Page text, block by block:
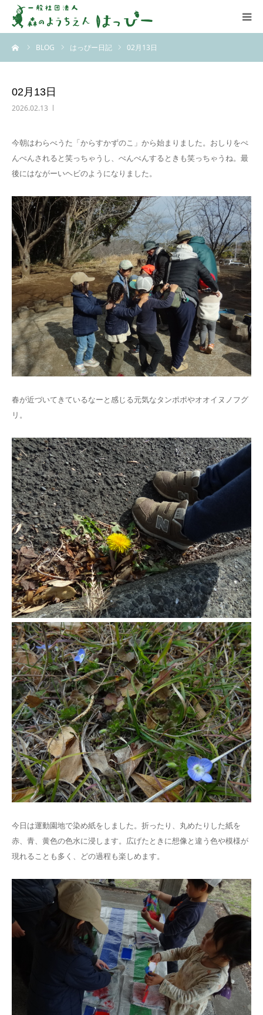
BLOG はっぴー日記 02月13日
02月13日
2026.02.13
今朝はわらべうた「からすかずのこ」から始まりました。おしりをぺ
んぺんされると笑っちゃうし、ぺんぺんするときも笑っちゃうね。最
後にはながーいヘビのようになりました。
春が近づいてきているなーと感じる元気なタンポポやオオイヌノフグ
リ。
今日は運動園地で染め紙をしました。折ったり、丸めたりした紙を
赤、青、黄色の色水に浸します。広げたときに想像と違う色や模様が
現れることも多く、どの過程も楽しめます。
はっぴーについて